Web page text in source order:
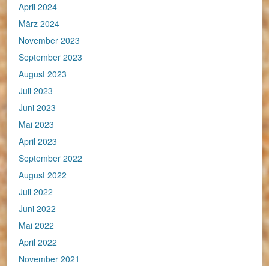
April 2024
März 2024
November 2023
September 2023
August 2023
Juli 2023
Juni 2023
Mai 2023
April 2023
September 2022
August 2022
Juli 2022
Juni 2022
Mai 2022
April 2022
November 2021